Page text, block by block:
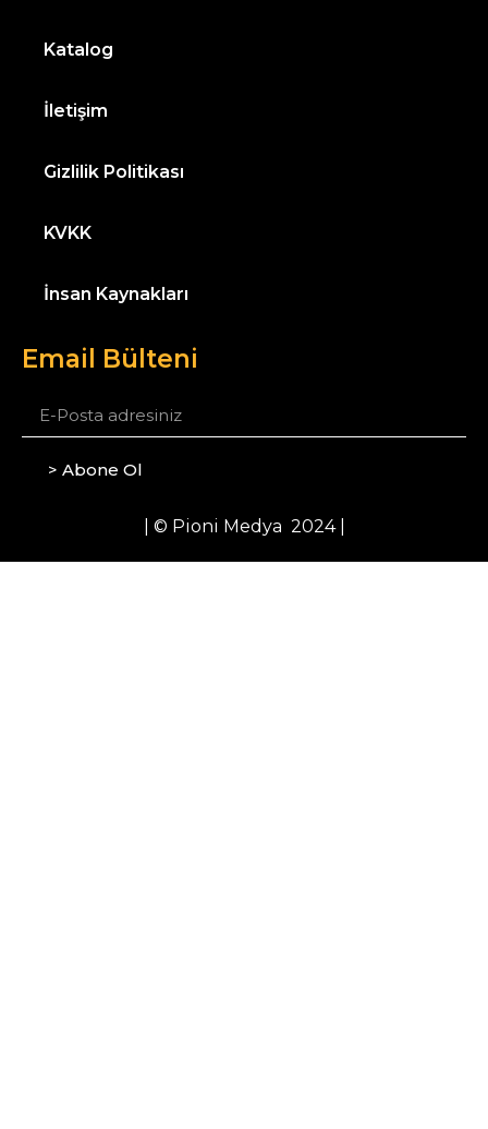
Katalog
İletişim
Gizlilik Politikası
KVKK
İnsan Kaynakları
Email Bülteni
> Abone Ol
| © Pioni Medya 2024 |